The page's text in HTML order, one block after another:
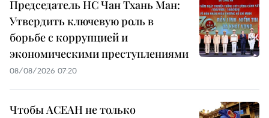
Председатель НС Чан Тхань Ман:
Утвердить ключевую роль в
борьбе с коррупцией и
экономическими преступлениями
08/08/2026 07:20
Чтобы АСЕАН не только